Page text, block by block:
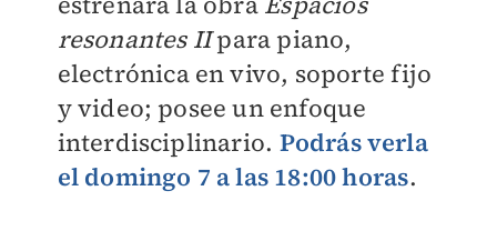
resonantes IIpara piano,
electrónica en vivo, soporte fijo
y video; posee un enfoque
interdisciplinario. Podrás verla
el domingo 7 a las 18:00 horas.